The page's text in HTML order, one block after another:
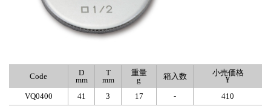
Code
D
mm
T
mm
重量
g
箱入数
小売価格
¥
VQ0400
41 3 17 - 410